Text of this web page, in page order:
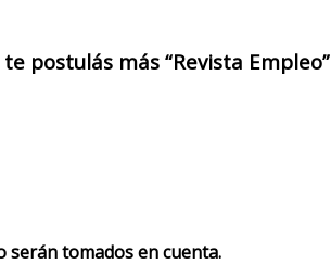
postulás más “Revista Empleo”
serán tomados en cuenta.